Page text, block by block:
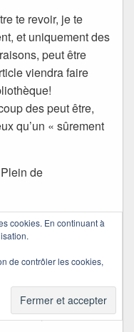
te revoir, je te
et uniquement des
peut être
viendra faire
des peut être,
qu’un « sûrement
de
a dit :
là, Laorra.
vrai, cela m’a
cookies. En continuant à
de contrôler les cookies,